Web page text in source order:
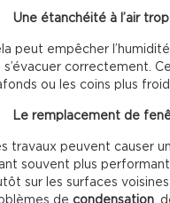
étanchéité à l’air
peut empêcher
s’évacuer correctement.
ou les coins plus
remplacement de
travaux peuvent causer
souvent plus
sur les surfaces
de condensation ,